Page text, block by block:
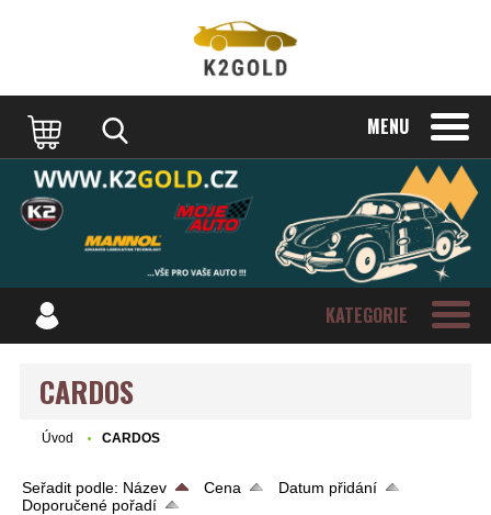
MENU
KATEGORIE
CARDOS
Úvod CARDOS
Seřadit podle: Název Cena
Datum přidání
Doporučené pořadí